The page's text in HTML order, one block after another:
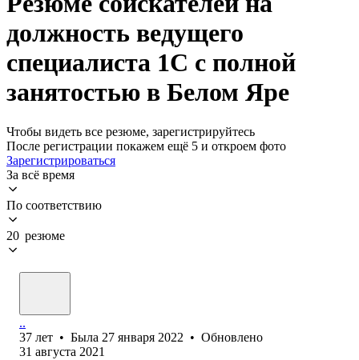
должность ведущего
специалиста 1С с полной
занятостью в Белом Яре
Чтобы видеть все резюме, зарегистрируйтесь
После регистрации покажем ещё 5 и откроем фото
Зарегистрироваться
За всё время
По соответствию
20 резюме
..
37 лет • Была 27 января 2022 • Обновлено
31 августа 2021